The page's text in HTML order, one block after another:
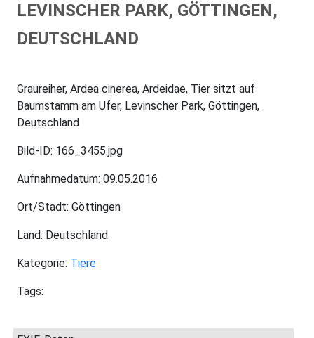
LEVINSCHER PARK, GÖTTINGEN,
DEUTSCHLAND
Graureiher, Ardea cinerea, Ardeidae, Tier sitzt auf
Baumstamm am Ufer, Levinscher Park, Göttingen,
Deutschland
Bild-ID: 166_3455.jpg
Aufnahmedatum: 09.05.2016
Ort/Stadt: Göttingen
Land: Deutschland
Kategorie: Tiere
Tags: